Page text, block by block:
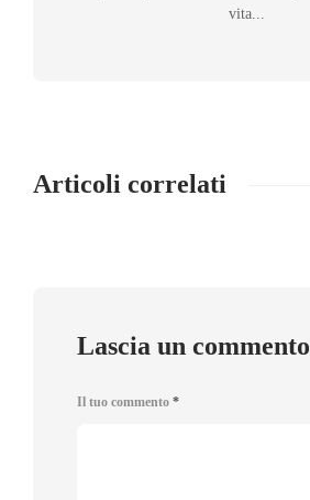
vita...
Articoli correlati
Lascia un commento
Il tuo commento *